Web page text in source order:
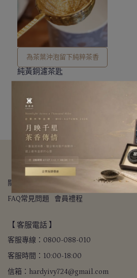
為茶葉沖泡留下純粹茶香
純黃銅濾茶匙
【 關於我們 】
關於我們 退款政策 隱私政策
FAQ常見問題
會員禮程
【 客服電話 】
客服專線：0800-088-010
客服時間：10:00-18:00
信箱：hardyivy724@gmail.com